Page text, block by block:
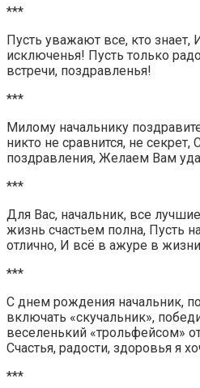
***
Пусть уважают все, кто знает,
исключенья! Пусть только
встречи, поздравленья!
***
Милому начальнику
никто не сравнится, не
поздравления, Желаем Вам
***
Для Вас, начальник, все
жизнь счастьем полна, Пусть
отлично, И всё в ажуре в
***
С днем рождения начальник,
включать «скучальник»,
веселенький «трольфейсом»
Счастья, радости, здоровья я
***